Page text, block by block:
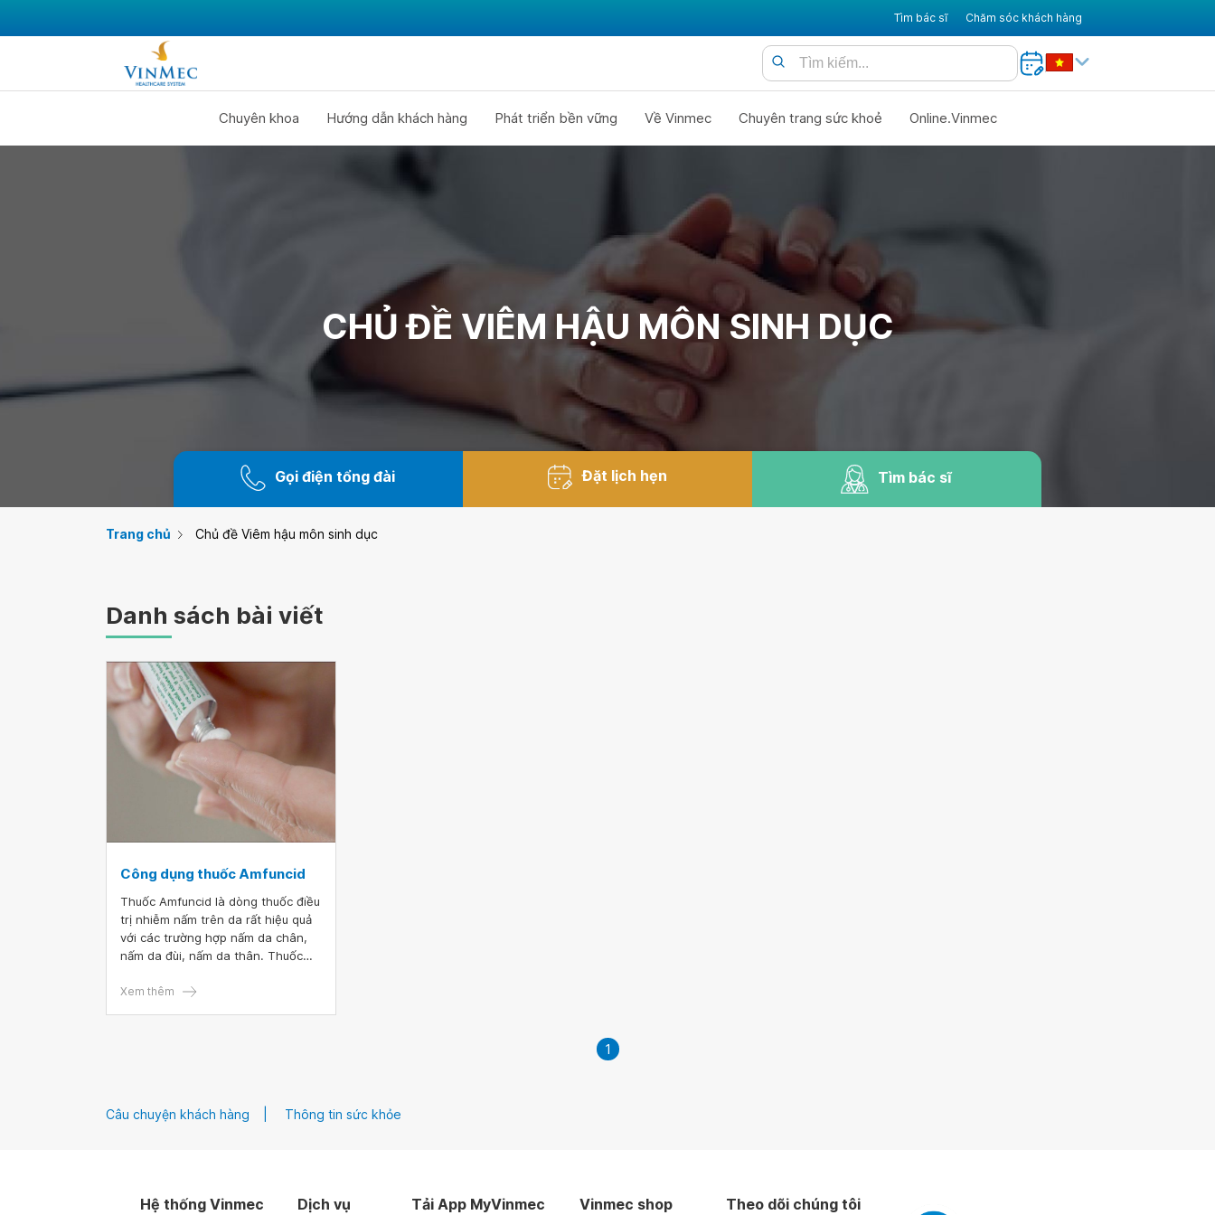
Tìm bác sĩ Chăm sóc khách hàng
Chuyên khoa Hướng dẫn khách hàng Phát triển bền vững Về Vinmec Chuyên trang sức khoẻ Online.Vinmec
CHỦ ĐỀ VIÊM HẬU MÔN SINH DỤC
Gọi điện tổng đài Đặt lịch hẹn Tìm bác sĩ
Trang chủ Chủ đề Viêm hậu môn sinh dục
Danh sách bài viết
Công dụng thuốc Amfuncid
Thuốc Amfuncid là dòng thuốc điều
trị nhiễm nấm trên da rất hiệu quả
với các trường hợp nấm da chân,
nấm da đùi, nấm da thân. Thuốc
Clotrimazole hàm lượng 10g dưới
Xem thêm
1
Câu chuyện khách hàng Thông tin sức khỏe
Hệ thống Vinmec Dịch vụ Tải App MyVinmec Vinmec shop Theo dõi chúng tôi